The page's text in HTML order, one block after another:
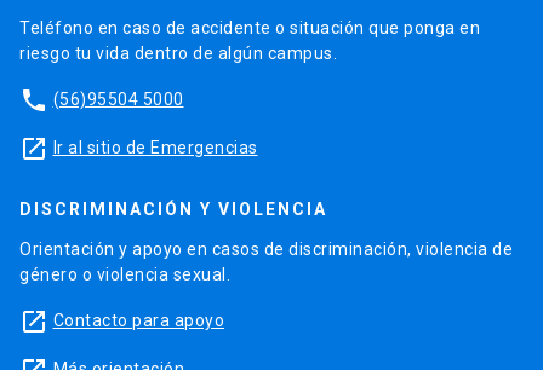
Teléfono en caso de accidente o situación que ponga en
riesgo tu vida dentro de algún campus.
phone (56)95504 5000
launch Ir al sitio de Emergencias
DISCRIMINACIÓN Y VIOLENCIA
Orientación y apoyo en casos de discriminación, violencia de
género o violencia sexual.
launch Contacto para apoyo